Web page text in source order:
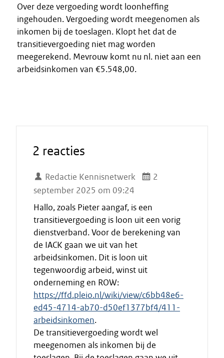
Over deze vergoeding wordt loonheffing
ingehouden. Vergoeding wordt meegenomen als
inkomen bij de toeslagen. Klopt het dat de
transitievergoeding niet mag worden
meegerekend. Mevrouw komt nu nl. niet aan een
arbeidsinkomen van €5.548,00.
2 reacties
Redactie Kennisnetwerk
2
september 2025 om 09:24
Hallo, zoals Pieter aangaf, is een
transitievergoeding is loon uit een vorig
dienstverband. Voor de berekening van
de IACK gaan we uit van het
arbeidsinkomen. Dit is loon uit
tegenwoordig arbeid, winst uit
onderneming en ROW:
https://ffd.pleio.nl/wiki/view/c6bb48e6-
ed45-4714-ab70-d50ef1377bf4/411-
arbeidsinkomen.
De transitievergoeding wordt wel
meegenomen als inkomen bij de